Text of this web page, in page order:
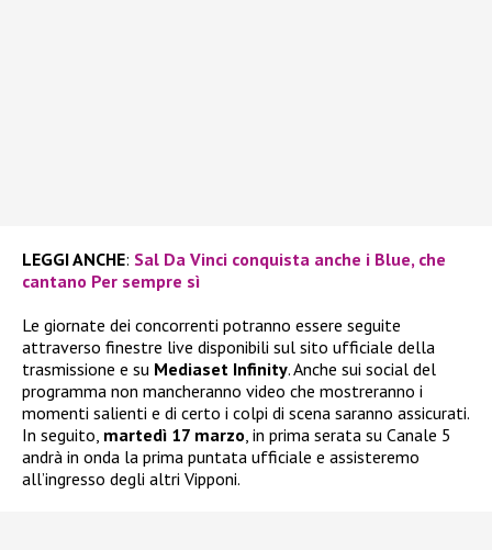
LEGGI ANCHE: Sal Da Vinci conquista anche i Blue, che
cantano Per sempre sì
Le giornate dei concorrenti potranno essere seguite
attraverso finestre live disponibili sul sito ufficiale della
trasmissione e su Mediaset Infinity. Anche sui social del
programma non mancheranno video che mostreranno i
momenti salienti e di certo i colpi di scena saranno assicurati.
In seguito, martedì 17 marzo, in prima serata su Canale 5
andrà in onda la prima puntata ufficiale e assisteremo
all’ingresso degli altri Vipponi.